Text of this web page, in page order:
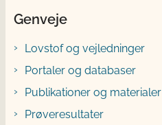
Genveje
Lovstof og vejledninger
Portaler og databaser
Publikationer og materialer
Prøveresultater